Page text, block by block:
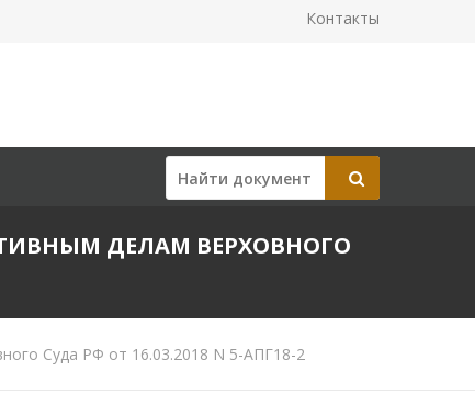
Контакты
ДЕЛАМ ВЕРХОВНОГО
Суда РФ от 16.03.2018 N 5-АПГ18-2